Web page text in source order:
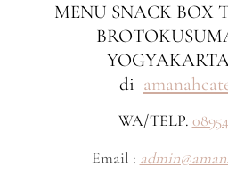
MENU SNACK BOX
di
WA/TELP.
Email :